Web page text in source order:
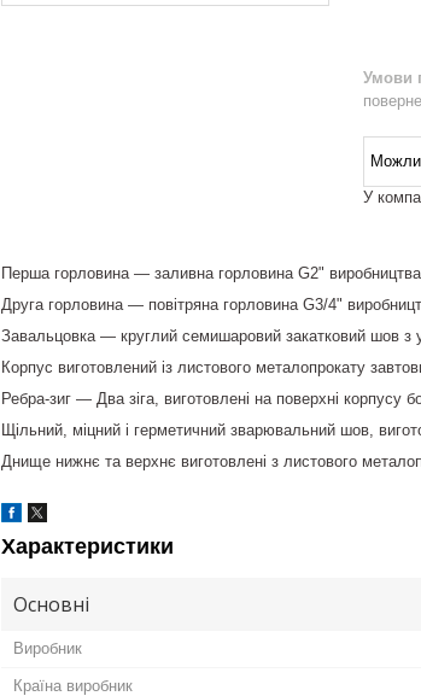
У
Перша горловина — заливна горловина G2"
Друга горловина — повітряна горловина G3/4"
Завальцовка — круглий семишаровий закатковий шов з
Корпус виготовлений із листового металопрокату
Ребра-зиг — Два зіга, виготовлені на поверхні корпусу
Щільний, міцний і герметичний зварювальний шов,
Днище нижнє та верхнє виготовлені з листового
Характеристики
Основні
Виробник
Країна виробник